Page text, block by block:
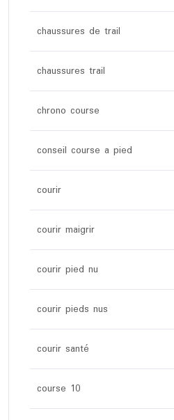
chaussures de trail
chaussures trail
chrono course
conseil course a pied
courir
courir maigrir
courir pied nu
courir pieds nus
courir santé
course 10